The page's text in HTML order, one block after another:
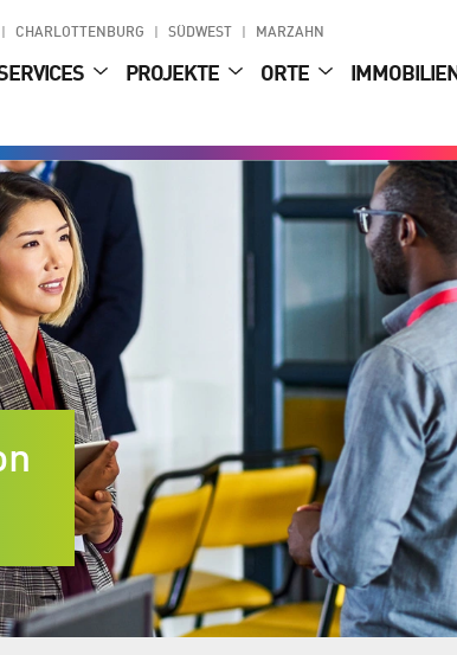
CHARLOTTENBURG SÜDWEST MARZAHN
PROJEKTE ORTE IMMOBILIEN